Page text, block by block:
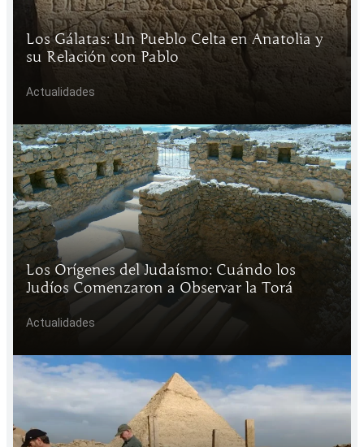
Los Gálatas: Un Pueblo Celta en Anatolia y
su Relación con Pablo
Actualidades
Los Orígenes del Judaísmo: Cuándo los
Judíos Comenzaron a Observar la Torá
Actualidades